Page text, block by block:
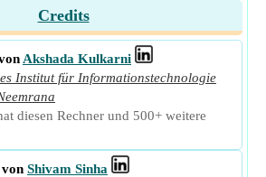
Credits
Akshada Kulkarni
Institut für Informationstechnologie
diesen Rechner und 500+ weitere
Shivam Sinha